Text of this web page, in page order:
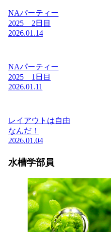
NAパーティー
2025 2日目
2026.01.14
NAパーティー
2025 1日目
2026.01.11
レイアウトは自由
なんだ！
2026.01.04
水槽学部員